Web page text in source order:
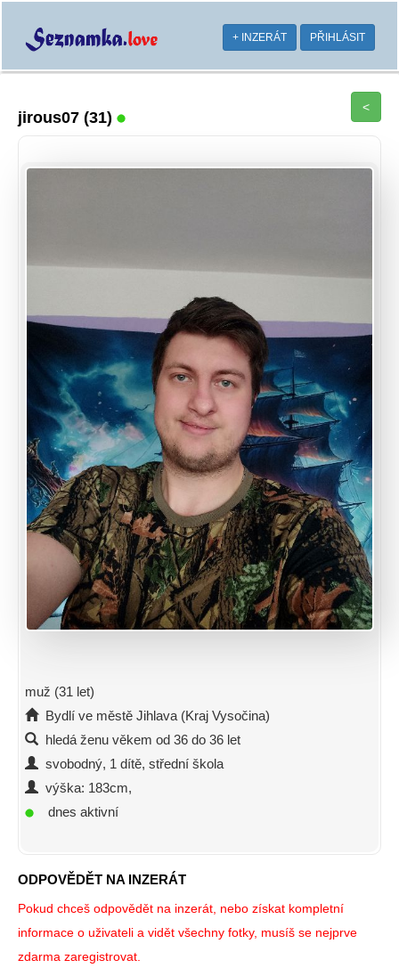
+ INZERÁT PŘIHLÁSIT
jirous07 (31)
<
muž (31 let)
Bydlí ve městě Jihlava (Kraj Vysočina)
hledá ženu věkem od 36 do 36 let
svobodný, 1 dítě, střední škola
výška: 183cm,
dnes aktivní
ODPOVĚDĚT NA INZERÁT
Pokud chceš odpovědět na inzerát, nebo získat kompletní
informace o uživateli a vidět všechny fotky, musíš se nejprve
zdarma zaregistrovat.